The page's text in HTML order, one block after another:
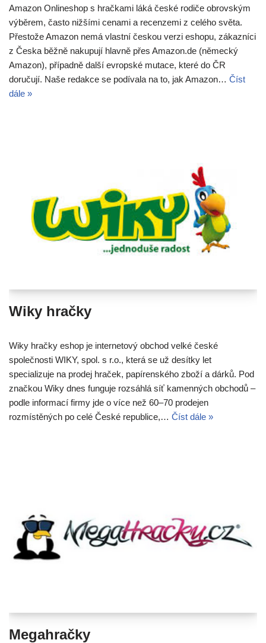
Amazon Onlineshop s hračkami láká české rodiče obrovským
výběrem, často nižšími cenami a recenzemi z celého světa.
Přestože Amazon nemá vlastní českou verzi eshopu, zákazníci
z Česka běžně nakupují hlavně přes Amazon.de (německý
Amazon), případně další evropské mutace, které do ČR
doručují. Naše redakce se podívala na to, jak Amazon… Číst
dále »
Wiky hračky
Wiky hračky eshop je internetový obchod velké české
společnosti WIKY, spol. s r.o., která se už desítky let
specializuje na prodej hraček, papírenského zboží a dárků. Pod
značkou Wiky dnes funguje rozsáhlá síť kamenných obchodů –
podle informací firmy jde o více než 60–70 prodejen
rozmístěných po celé České republice,… Číst dále »
Megahračky